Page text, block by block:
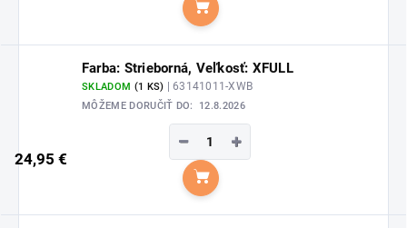
Do košíka
Farba: Strieborná, Veľkosť: XFULL
SKLADOM (1 KS) | 63141011-XWB
MÔŽEME DORUČIŤ DO: 12.8.2026
24,95 €
+
−
Do košíka